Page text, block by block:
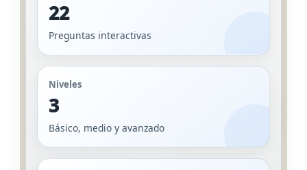
22
Preguntas interactivas
Niveles
3
Básico, medio y avanzado